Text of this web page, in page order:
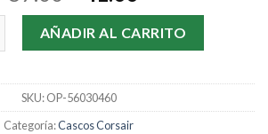
cantidad
AÑADIR AL CARRITO
SKU:OP-56030460
Categoría:Cascos Corsair